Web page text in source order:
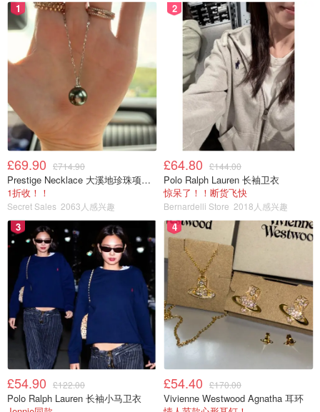
1
£69.90 £714.90
Prestige Necklace 大溪地珍珠项链 10-11mm
1折收！！
Secret Sales 2063人感兴趣
2
£64.80 £144.00
Polo Ralph Lauren 长袖卫衣
惊呆了！！断货飞快
Bernardelli Store 2018人感兴趣
3
£54.90 £122.00
Polo Ralph Lauren 长袖小马卫衣
4
£54.40 £170.00
Vivienne Westwood Agnatha 耳环